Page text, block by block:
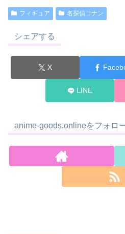
フィギュア 名探偵コナン
シェアする
X
LINE
anime-goods.onlineをフォロ